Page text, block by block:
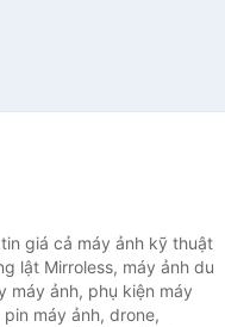
giá cả máy ảnh kỹ thuật
lật Mirroless, máy ảnh du
máy ảnh, phụ kiện máy
máy ảnh, drone,